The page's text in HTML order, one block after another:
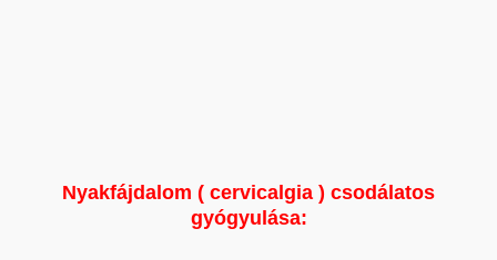
Nyakfájdalom ( cervicalgia ) csodálatos
gyógyulása: